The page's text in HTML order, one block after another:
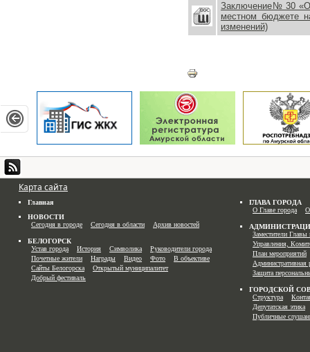
Заключение№ 30 «О
местном бюджете
изменений)
Карта сайта
Главная
НОВОСТИ
Сегодня в городе
Сегодня в области Архив новостей
БЕЛОГОРСК
Устав города
История Символика
Руководители города
Почетные жители
Награды Видео Фото
В объективе
Сайты Белогорска
Открытый муниципалитет
Добрый фестиваль
ГЛАВА ГОРОДА
О Главе города
Заместители Главы
Управления,
План мероприятий
Административная
Защита
ГОРОДСКОЙ
Структура
Депутатская этика
Публичные